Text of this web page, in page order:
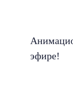
эфире!